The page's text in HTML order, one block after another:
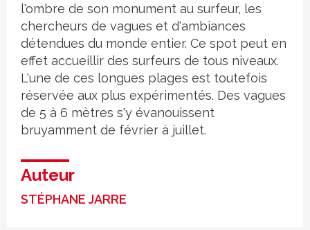
l'ombre de son monument au surfeur, les
chercheurs de vagues et d'ambiances
détendues du monde entier. Ce spot peut en
effet accueillir des surfeurs de tous niveaux.
L'une de ces longues plages est toutefois
réservée aux plus expérimentés. Des vagues
de 5 à 6 mètres s'y évanouissent
bruyamment de février à juillet.
Auteur
STÉPHANE JARRE